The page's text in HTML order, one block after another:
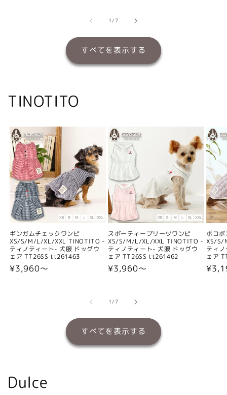
1/の
7
すべてを表示する
TINOTITO
ギンガムチェックワンピ
XS/S/M/L/XL/XXL TINOTITO -
ティノティート- 犬服 ドッグウ
ェア TT26SS tt261463
通
¥3,960〜
スポーティープリーツワンピ
XS/S/M/L/XL/XXL TINOTITO -
ティノティート- 犬服 ドッグウ
ェア TT26SS tt261462
通
格
¥3,960〜
ポコ
XS/S/
ティ
ェア
通
1/の
7
すべてを表示する
Dulce